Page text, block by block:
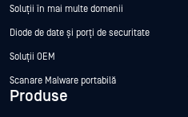
Soluții în mai multe domenii
Diode de date și porți de securitate
Soluții OEM
Scanare Malware portabilă
Produse